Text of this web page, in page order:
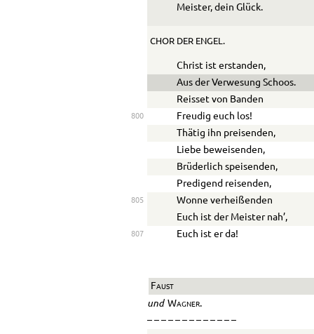
Meister, dein Glück.
CHOR DER ENGEL.
Christ ist erstanden,
Aus der Verwesung Schoos.
Reisset von Banden
800
Freudig euch los!
Thätig ihn preisenden,
Liebe beweisenden,
Brüderlich speisenden,
Predigend reisenden,
805
Wonne verheißenden
Euch ist der Meister nah’,
807 Euch ist er da!
Faust
und Wagner.
– – – – – – – – – – – – –